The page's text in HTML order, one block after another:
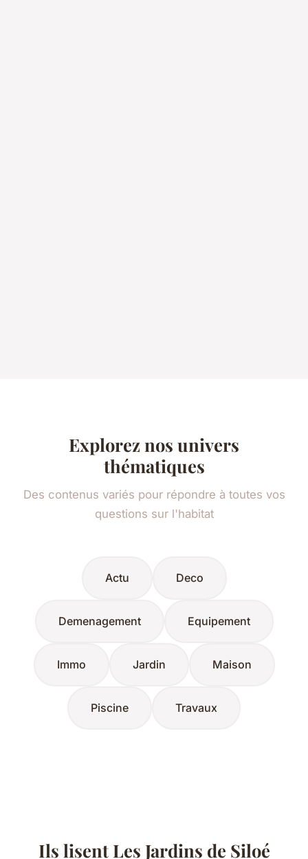
Explorez nos univers
thématiques
Des contenus variés pour répondre à toutes vos
questions sur l'habitat
Actu Deco
Demenagement Equipement
Immo Jardin Maison
Piscine Travaux
Ils lisent Les Jardins de Siloé